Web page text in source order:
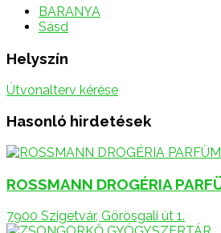
BARANYA
Sásd
Helyszín
Útvonalterv kérése
Hasonló hirdetések
ROSSMANN DROGÉRIA
7900 Szigetvár, Görösgali út 1.